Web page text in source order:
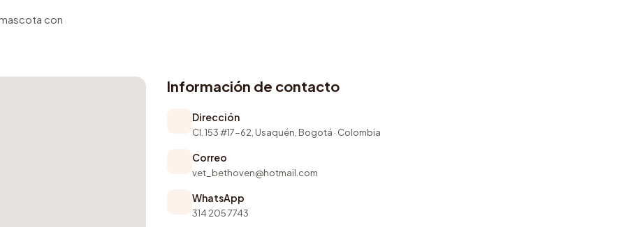
con
Información de contacto
Dirección
Cl. 153 #17-62, Usaquén, Bogotá · Colombia
Correo
vet_bethoven@hotmail.com
WhatsApp
314 205 7743